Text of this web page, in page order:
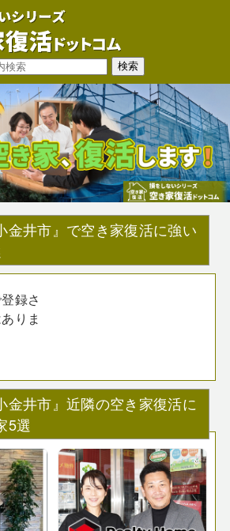
金井市』で空き家復活に強い
録さ
りま
金井市』近隣の空き家復活に
5選